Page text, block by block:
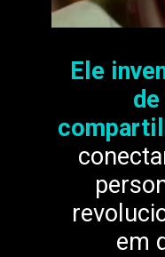
Ele
de
em